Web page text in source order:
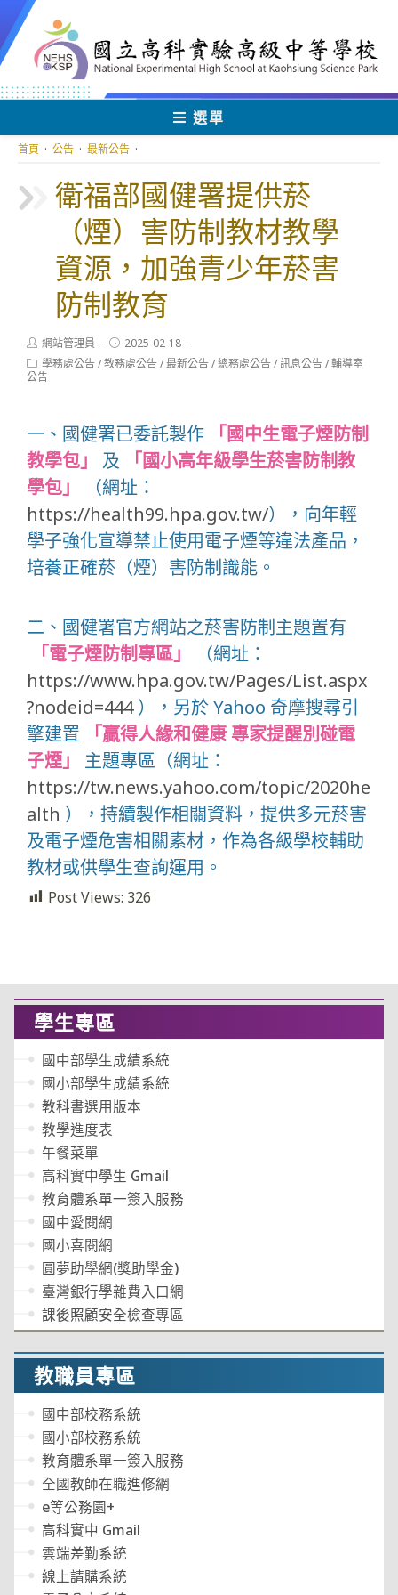
轉
至
要
容
選單
衛福部國健署提供菸
（煙）害防制教材教學
資源，加強青少年菸害
防制教育
首頁 · 公告 · 最新公告 ·
Post
author:
網站管理員
Post
published:
2025-02-18
Post
category:
學務處公告/教務處公告/最新公告/總務處公告/訊息公告/輔導室
公告
一、國健署已委託製作
「國中生電子煙防制
教學包」
及
「國小高年級學生菸害防制教
學包」
（網址：
https://health99.hpa.gov.tw/），向年輕
學子強化宣導禁止使用電子煙等違法產品，
培養正確菸（煙）害防制識能。
二、國健署官方網站之菸害防制主題置有
「電子煙防制專區」
（網址：
https://www.hpa.gov.tw/Pages/List.aspx
?nodeid=444），另於 Yahoo 奇摩搜尋引
擎建置
「贏得人緣和健康 專家提醒別碰電
子煙」
主題專區（網址：
https://tw.news.yahoo.com/topic/2020he
alth ），持續製作相關資料，提供多元菸害
及電子煙危害相關素材，作為各級學校輔助
教材或供學生查詢運用。
Post Views: 326
學生專區
國中部學生成績系統
國小部學生成績系統
教科書選用版本
教學進度表
午餐菜單
高科實中學生 Gmail
教育體系單一簽入服務
國中愛閱網
國小喜閱網
圓夢助學網(獎助學金)
臺灣銀行學雜費入口網
課後照顧安全檢查專區
教職員專區
國中部校務系統
國小部校務系統
教育體系單一簽入服務
全國教師在職進修網
e等公務園+
高科實中 Gmail
雲端差勤系統
線上請購系統